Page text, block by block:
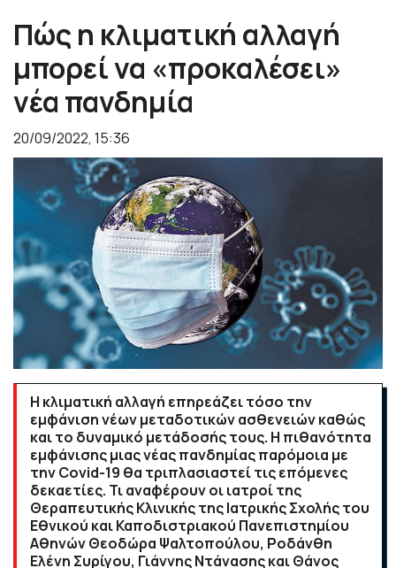
Πώς η κλιματική αλλαγή
μπορεί να «προκαλέσει»
νέα πανδημία
20/09/2022, 15:36
Η κλιματική αλλαγή επηρεάζει τόσο την
εμφάνιση νέων μεταδοτικών ασθενειών καθώς
και το δυναμικό μετάδοσής τους. Η πιθανότητα
εμφάνισης μιας νέας πανδημίας παρόμοια με
την Covid-19 θα τριπλασιαστεί τις επόμενες
δεκαετίες. Τι αναφέρουν οι ιατροί της
Θεραπευτικής Κλινικής της Ιατρικής Σχολής του
Εθνικού και Καποδιστριακού Πανεπιστημίου
Αθηνών Θεοδώρα Ψαλτοπούλου, Ροδάνθη
Ελένη Συρίγου, Γιάννης Ντάνασης και Θάνος